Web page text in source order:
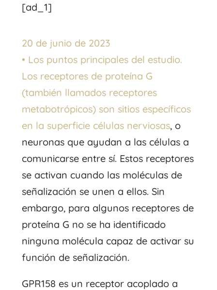
[ad_1]
20 de junio de 2023
• Los puntos principales del estudio.
Los receptores de proteína G
(también llamados receptores
metabotrópicos) son sitios específicos
en la superficie células nerviosas, o
neuronas que ayudan a las células a
comunicarse entre sí. Estos receptores
se activan cuando las moléculas de
señalización se unen a ellos. Sin
embargo, para algunos receptores de
proteína G no se ha identificado
ninguna molécula capaz de activar su
función de señalización.
GPR158 es un receptor acoplado a